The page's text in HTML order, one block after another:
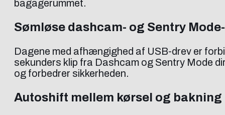
bagagerummet.
Sømløse dashcam- og Sentry
Dagene med afhængighed af USB-drev er
sekunders klip fra Dashcam og Sentry Mode
og forbedrer sikkerheden.
Autoshift mellem kørsel og